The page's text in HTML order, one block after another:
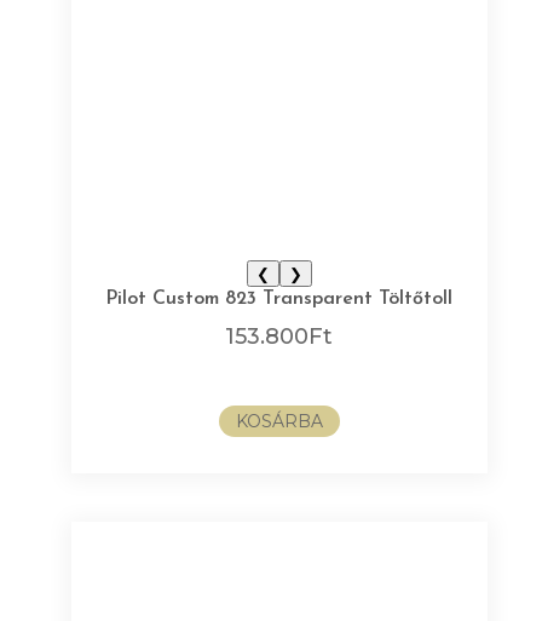
❮
❯
Pilot Custom 823 Transparent Töltőtoll
153.800Ft
KOSÁRBA